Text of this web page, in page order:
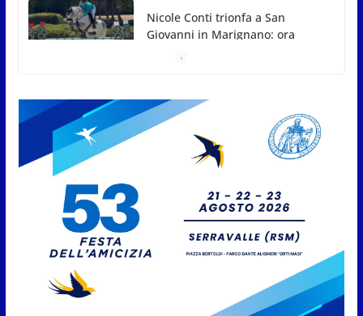
Dennis Spircu fa doppietta a San Marino: suoi
singolare e doppio nel Junior ITF
Giro aereo d’Italia: a San Marino
è stata l’ultima tappa
9 Agosto 2026
confronto tra istituzioni e
professionisti sulle procedure e
verifiche ispettive
9 Agosto 2026